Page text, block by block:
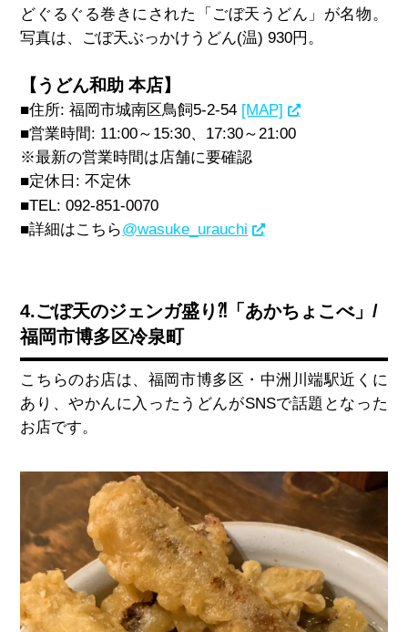
どぐるぐる巻きにされた「ごぼ天うどん」が名物。
写真は、 ごぼ天ぶっかけうどん(温) 930円。
【うどん和助 本店】
■住所: 福岡市城南区鳥飼5-2-54 [MAP]
■営業時間: 11:00～15:30、17:30～21:00
※最新の営業時間は店舗に要確認
■定休日: 不定休
■TEL: 092-851-0070
■詳細はこちら@wasuke_urauchi
4.ごぼ天のジェンガ盛り⁈「あかちょこべ」/
福岡市博多区冷泉町
こちらのお店は、福岡市博多区・中洲川端駅近くに
あり、やかんに入ったうどんがSNSで話題となった
お店です。